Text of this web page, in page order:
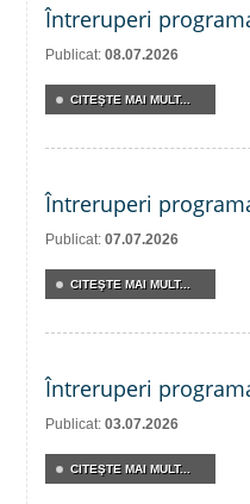
Întreruperi
Publicat: 08.07.2026
CITEŞTE MAI MULT...
Întreruperi
Publicat: 07.07.2026
CITEŞTE MAI MULT...
Întreruperi
Publicat: 03.07.2026
CITEŞTE MAI MULT...